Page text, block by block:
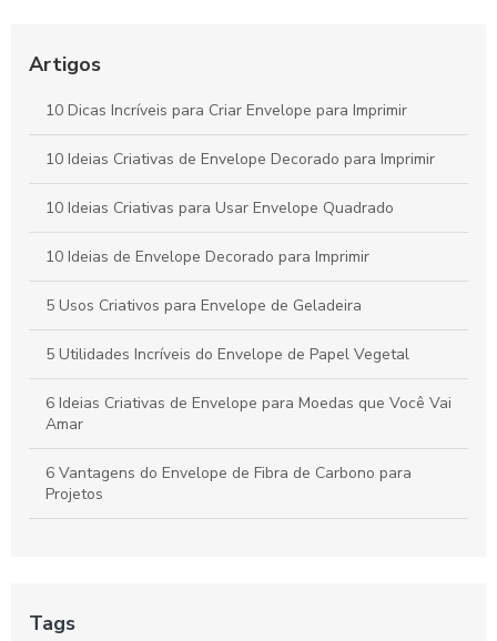
e organização
Envelope remetente é essencial para garantir a entrega
correta. Descubra como escolher o ideal para suas
correspondências.
Envelope A4 branco é a escolha ideal para suas
necessidades de apresentação e organização. Descubra suas
Artigos
10 Dicas Incríveis para Criar Envelope para Imprimir
10 Ideias Criativas de Envelope Decorado para Imprimir
10 Ideias Criativas para Usar Envelope Quadrado
10 Ideias de Envelope Decorado para Imprimir
5 Usos Criativos para Envelope de Geladeira
5 Utilidades Incríveis do Envelope de Papel Vegetal
6 Ideias Criativas de Envelope para Moedas que Você Vai
Amar
6 Vantagens do Envelope de Fibra de Carbono para
Projetos
Solucionando Suas Necessidades de Envio Rápido
Tags